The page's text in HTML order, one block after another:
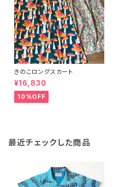
きのこロングスカート
¥16,830
10%OFF
最近チェックした商品